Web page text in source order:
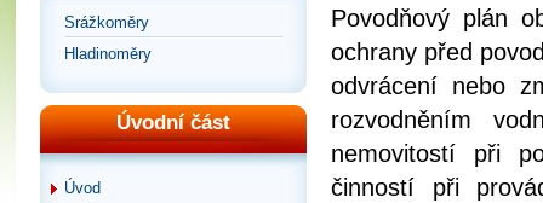
Srážkoměry
Hladinoměry
Úvodní část
Úvod
Povodňový plán
ochrany před
odvrácení nebo
rozvodněním
nemovitostí při
činností při